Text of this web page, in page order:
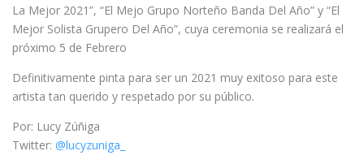
La Mejor 2021”, “El Mejo Grupo Norteño Banda Del Año” y “El
Mejor Solista Grupero Del Año”, cuya ceremonia se realizará el
próximo 5 de Febrero
Definitivamente pinta para ser un 2021 muy exitoso para este
artista tan querido y respetado por su público.
Por: Lucy Zúñiga
Twitter: @lucyzuniga_